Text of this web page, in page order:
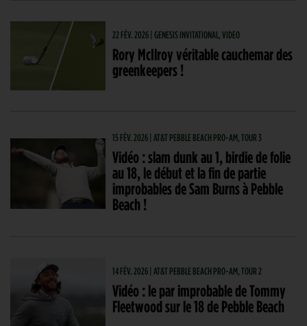
22 FÉV. 2026 | GENESIS INVITATIONAL, VIDEO
Rory McIlroy véritable cauchemar des
greenkeepers !
15 FÉV. 2026 | AT&T PEBBLE BEACH PRO-AM, TOUR 3
Vidéo : slam dunk au 1, birdie de folie
au 18, le début et la fin de partie
improbables de Sam Burns à Pebble
Beach !
14 FÉV. 2026 | AT&T PEBBLE BEACH PRO-AM, TOUR 2
Vidéo : le par improbable de Tommy
Fleetwood sur le 18 de Pebble Beach